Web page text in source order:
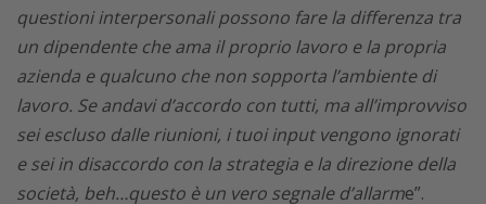
questioni interpersonali possono fare la differenza tra
un dipendente che ama il proprio lavoro e la propria
azienda e qualcuno che non sopporta l’ambiente di
lavoro. Se andavi d’accordo con tutti, ma all’improvviso
sei escluso dalle riunioni, i tuoi input vengono ignorati
e sei in disaccordo con la strategia e la direzione della
società, beh…questo è un vero segnale d’allarme”.